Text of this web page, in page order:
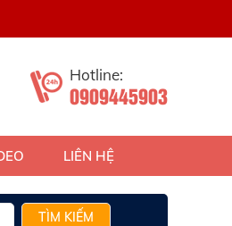
Hotline:
0909445903
LIÊN HỆ
TÌM KIẾM